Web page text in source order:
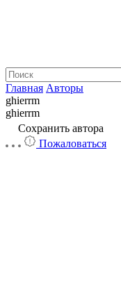
Главная Авторы
ghierrm
ghierrm
Сохранить автора
Пожаловаться